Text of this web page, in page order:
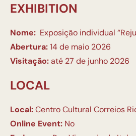
EXHIBITION
Nome: Exposição individual
Abertura:14 de maio 2026
Visitação:até 27 de junho 2026
LOCAL
Local:Centro Cultural Correios
Online Event: No